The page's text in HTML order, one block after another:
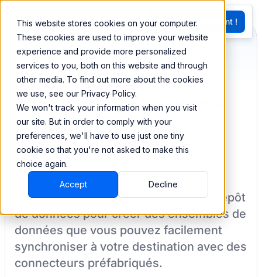
This website stores cookies on your computer.
These cookies are used to improve your website
experience and provide more personalized
services to you, both on this website and through
other media. To find out more about the cookies
we use, see our Privacy Policy.
We won't track your information when you visit
our site. But in order to comply with your
preferences, we'll have to use just one tiny
cookie so that you're not asked to make this
choice again.
Accept Decline
EN
G
Essayez Maintenant !
Synchronisez et
combinez vos données
de Drip
BEEM vous permet de charger vos
données à partir deDripdans un entrepôt
de données pour créer des ensembles de
données que vous pouvez facilement
synchroniser à votre destination avec des
connecteurs préfabriqués.